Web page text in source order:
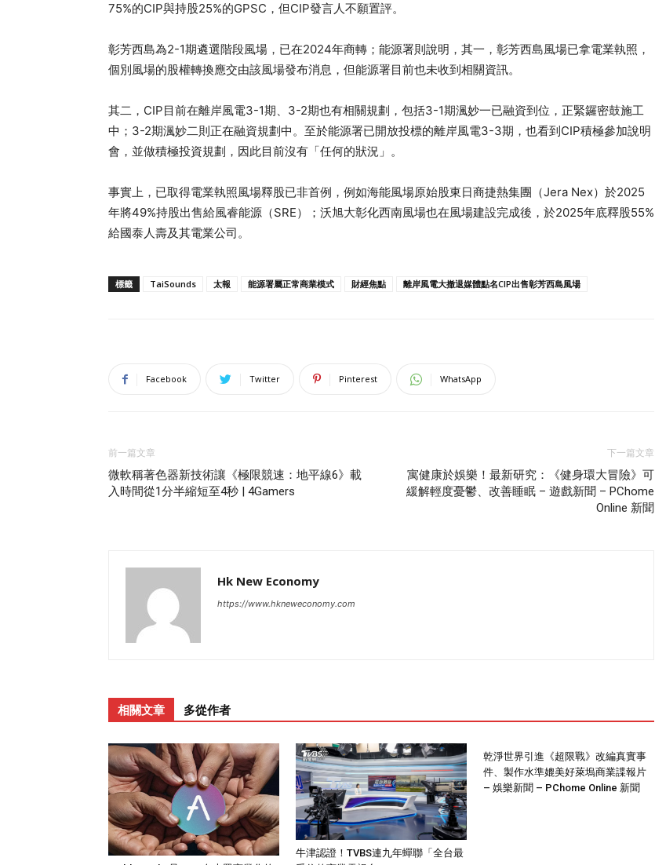
75%的CIP與持股25%的GPSC，但CIP發言人不願置評。
彰芳西島為2-1期遴選階段風場，已在2024年商轉；能源署則說明，其一，彰芳西島風場已拿電業執照，
個別風場的股權轉換應交由該風場發布消息，但能源署目前也未收到相關資訊。
其二，CIP目前在離岸風電3-1期、3-2期也有相關規劃，包括3-1期渢妙一已融資到位，正緊鑼密鼓施工
中；3-2期渢妙二則正在融資規劃中。至於能源署已開放投標的離岸風電3-3期，也看到CIP積極參加說明
會，並做積極投資規劃，因此目前沒有「任何的狀況」。
事實上，已取得電業執照風場釋股已非首例，例如海能風場原始股東日商捷熱集團（Jera Nex）於2025
年將49%持股出售給風睿能源（SRE）；沃旭大彰化西南風場也在風場建設完成後，於2025年底釋股55%
給國泰人壽及其電業公司。
標籤 TaiSounds 太報 能源署屬正常商業模式 財經焦點 離岸風電大撤退媒體點名CIP出售彰芳西島風場
Facebook Twitter Pinterest WhatsApp
前一篇文章
微軟稱著色器新技術讓《極限競速：地平線6》載
入時間從1分半縮短至4秒 | 4Gamers
下一篇文章
寓健康於娛樂！最新研究：《健身環大冒險》可
緩解輕度憂鬱、改善睡眠 – 遊戲新聞 – PChome
Online 新聞
Hk New Economy
https://www.hkneweconomy.com
相關文章 多從作者
牛津認證！TVBS連九年蟬聯「全台最
乾淨世界引進《超限戰》改編真實事
件、製作水準媲美好萊塢商業諜報片
– 娛樂新聞 – PChome Online 新聞